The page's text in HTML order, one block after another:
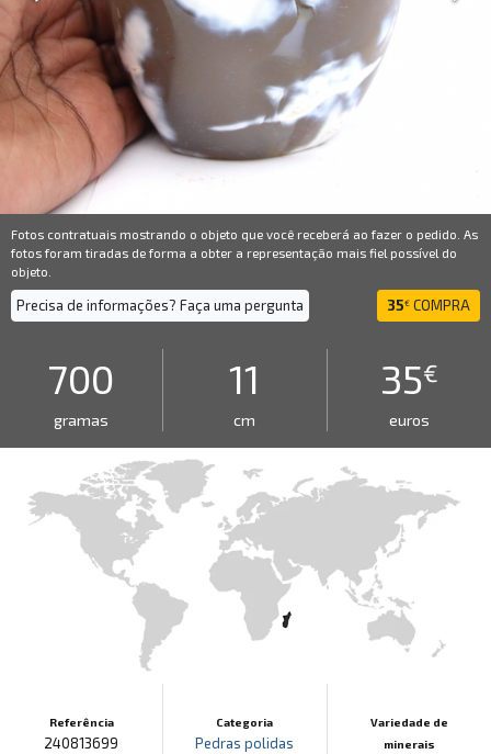
Fotos contratuais mostrando o objeto que você receberá ao fazer o pedido. As
fotos foram tiradas de forma a obter a representação mais fiel possível do
objeto.
Precisa de informações? Faça uma pergunta 35€ COMPRA
700
gramas
11
cm
35€
euros
Referência
240813699
Categoria
Pedras polidas
Variedade de
minerais